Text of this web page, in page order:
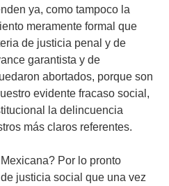
ya, como tampoco la
meramente formal que
de justicia penal y de
garantista y de
abortados, porque son
evidente fracaso social,
la delincuencia
más claros referentes.
Por lo pronto
justicia social que una vez